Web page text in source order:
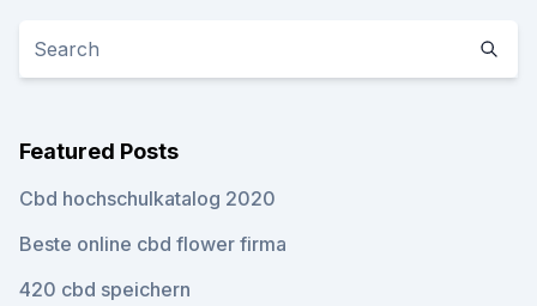
Featured Posts
Cbd hochschulkatalog 2020
Beste online cbd flower firma
420 cbd speichern